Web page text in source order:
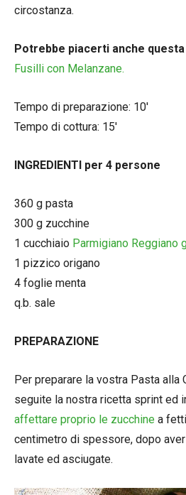
circostanza.
Potrebbe piacerti anche
Fusilli con Melanzane.
Tempo di preparazione: 10′
Tempo di cottura: 15′
INGREDIENTI per 4 persone
360 g pasta
300 g zucchine
1 cucchiaio Parmigiano Reggiano
1 pizzico origano
4 foglie menta
q.b. sale
PREPARAZIONE
Per preparare la vostra Pasta alla
seguite la nostra ricetta sprint ed
affettare proprio le zucchine a
centimetro di spessore, dopo
lavate ed asciugate.